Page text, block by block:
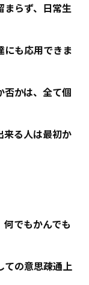
まらず、日常生
にも応用できま
否かは、全て個
来る人は最初か
でもかんでも
ての意思疎通上